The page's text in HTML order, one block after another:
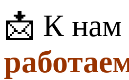
📩 К нам